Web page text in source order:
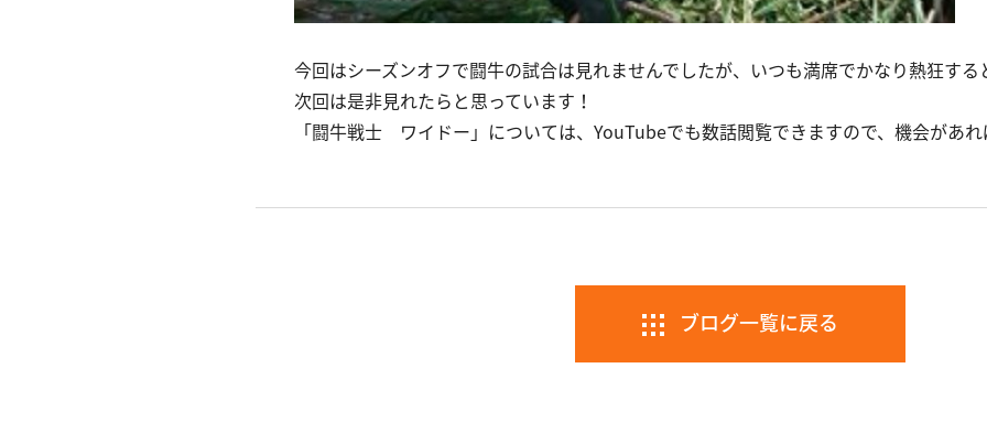
今回はシーズンオフで闘牛の試合は見れませんでしたが、いつも満席でかなり熱狂する
次回は是非見れたらと思っています！
「闘牛戦士 ワイドー」については、YouTubeでも数話閲覧できますので、機会があ
ブログ一覧に戻る